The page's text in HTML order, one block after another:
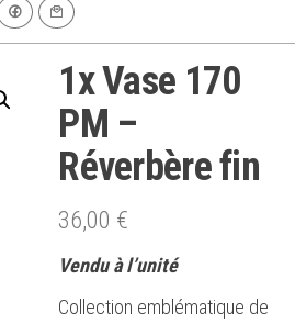
1x Vase 170
PM –
Réverbère fin
36,00 €
Vendu à l’unité
Collection emblématique de